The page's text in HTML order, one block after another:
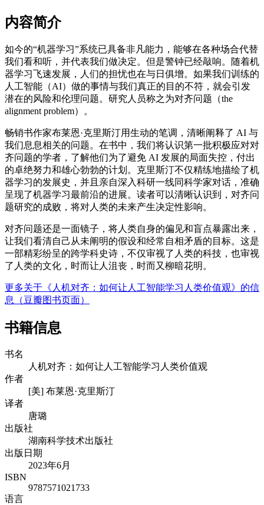
内容简介
如今的“机器学习”系统已具备非凡能力，能够在各种场合代替
我们看和听，并代表我们做决定。但是警钟已经敲响。随着机
器学习飞速发展，人们的担忧也在与日俱增。如果我们训练的
人工智能（AI）做的事情与我们真正的目的不符，就会引发
潜在的风险和伦理问题。研究人员称之为对齐问题（the
alignment problem）。
畅销书作家布莱恩·克里斯汀用生动的笔调，清晰阐释了 AI 与
我们息息相关的问题。在书中，我们将认识第一批积极应对对
齐问题的学者，了解他们为了避免 AI 发展的局面失控，付出
的卓绝努力和雄心勃勃的计划。克里斯汀不仅精练地描绘了机
器学习的发展史，并且亲自深入科研一线同科学家对话，准确
呈现了机器学习最前沿的进展。读者可以清晰认识到，对齐问
题研究的成败，将对人类的未来产生决定性影响。
对齐问题还是一面镜子，将人类自身的偏见和盲点暴露出来，
让我们看清自己从未阐明的假设和经常自相矛盾的目标。这是
一部精彩纷呈的跨学科史诗，不仅审视了人类的科技，也审视
了人类的文化，时而让人沮丧，时而又柳暗花明。
更多关于《人机对齐：如何让人工智能学习人类价值观》的信
息（豆瓣图书页面）
书籍信息
书名
人机对齐：如何让人工智能学习人类价值观
作者
[美] 布莱恩·克里斯汀
译者
唐璐
出版社
湖南科学技术出版社
出版日期
2023年6月
ISBN
9787571021733
语言